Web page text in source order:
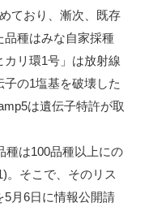
ており、漸次、既存
品種はみな自家採種
リ環1号」は放射線
の1塩基を破壊した
は遺伝子特許が取
は100品種以上にの
。そこで、そのリス
5月6日に情報公開請